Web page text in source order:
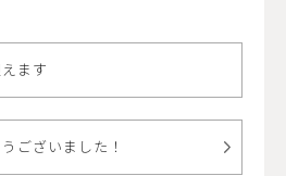
ます
ございました！